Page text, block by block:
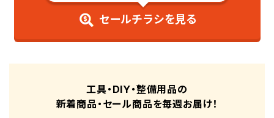
グリスガンを取り外す
グリスガン使用時の注意点
涼しい環境で保管する
グリスガンの選び方
セールチラシを見る
工具・DIY・整備用品の
新着商品・セール商品を毎週お届け！